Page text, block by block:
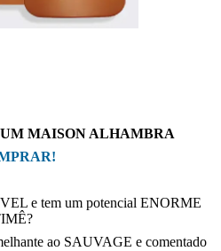
MAISON ALHAMBRA
e tem um potencial ENORME
ao SAUVAGE e comentado